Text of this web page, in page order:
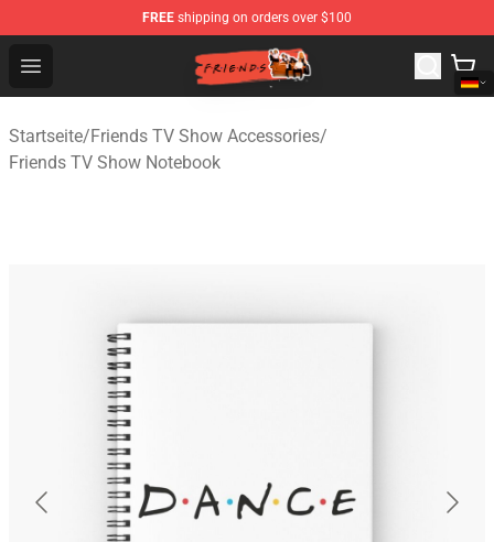
FREE shipping on orders over $100
Open menu
Friends Store - Official Friends Merchandise Shop
Startseite/Friends TV Show Accessories/
Friends TV Show Notebook